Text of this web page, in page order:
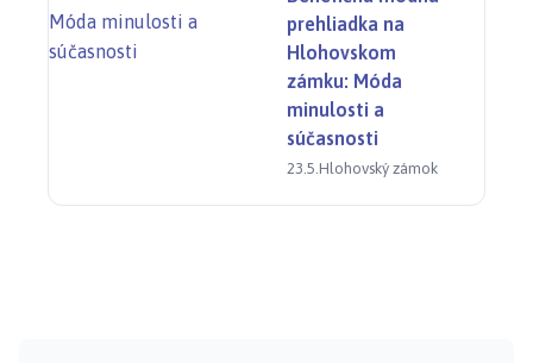
vizuálneho umenia a prírody pozývame do Galérie
Hlohovského zámku na jedinečný fotografický
prehliadka na
Hlohovskom
zámku: Móda
minulosti a
súčasnosti
23.5.Hlohovský zámok